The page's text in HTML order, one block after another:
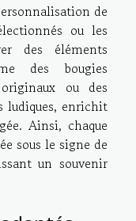
de
ou les
des éléments
des bougies
ou des
ludiques, enrichit
Ainsi, chaque
sous le signe de
un souvenir